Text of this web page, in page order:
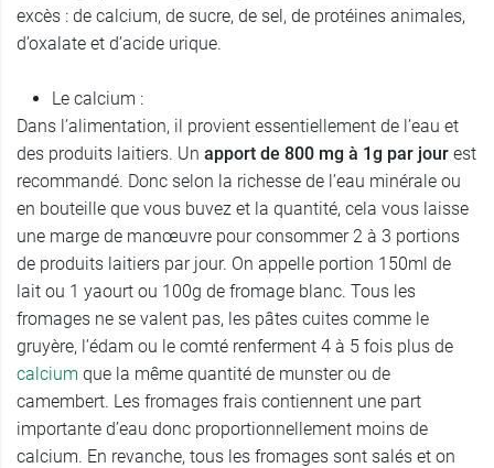
excès : de calcium, de sucre, de sel, de protéines animales,
d’oxalate et d’acide urique.
Le calcium :
Dans l’alimentation, il provient essentiellement de l’eau et
des produits laitiers. Un apport de 800 mg à 1g par jour est
recommandé. Donc selon la richesse de l’eau minérale ou
en bouteille que vous buvez et la quantité, cela vous laisse
une marge de manœuvre pour consommer 2 à 3 portions
de produits laitiers par jour. On appelle portion 150ml de
lait ou 1 yaourt ou 100g de fromage blanc. Tous les
fromages ne se valent pas, les pâtes cuites comme le
gruyère, l’édam ou le comté renferment 4 à 5 fois plus de
calcium que la même quantité de munster ou de
camembert. Les fromages frais contiennent une part
importante d’eau donc proportionnellement moins de
calcium. En revanche, tous les fromages sont salés et on